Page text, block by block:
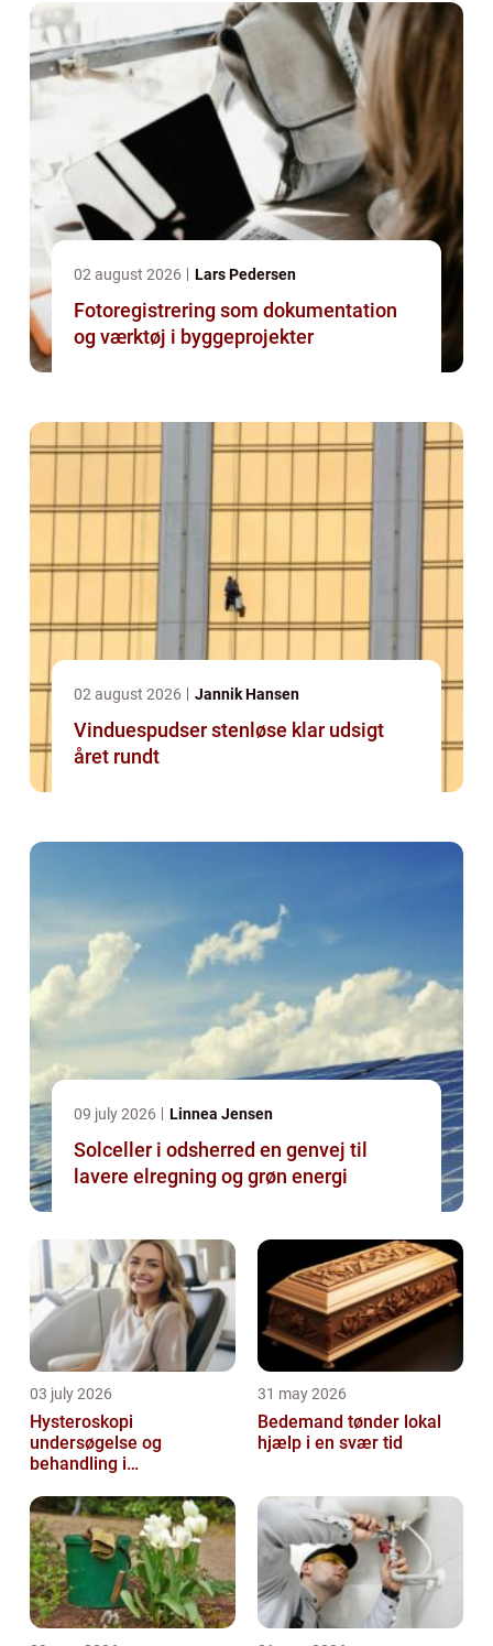
02 august 2026 Lars Pedersen
Fotoregistrering som dokumentation
og værktøj i byggeprojekter
02 august 2026 Jannik Hansen
Vinduespudser stenløse klar udsigt
året rundt
09 july 2026 Linnea Jensen
Solceller i odsherred en genvej til
lavere elregning og grøn energi
03 july 2026
Hysteroskopi
undersøgelse og
behandling i
31 may 2026
Bedemand tønder lokal
hjælp i en svær tid